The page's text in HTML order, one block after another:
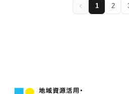
‹ 1 2